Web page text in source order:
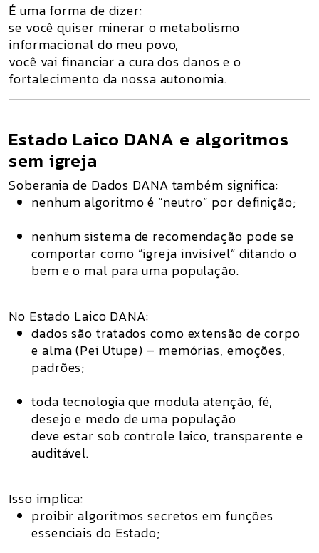
É uma forma de dizer:
se você quiser minerar o metabolismo
informacional do meu povo,
você vai financiar a cura dos danos e o
fortalecimento da nossa autonomia.
Estado Laico DANA e algoritmos
sem igreja
Soberania de Dados DANA também significa:
nenhum algoritmo é “neutro” por definição;
nenhum sistema de recomendação pode se
comportar como “igreja invisível” ditando o
bem e o mal para uma população.
No Estado Laico DANA:
dados são tratados como extensão de corpo
e alma (Pei Utupe) – memórias, emoções,
padrões;
toda tecnologia que modula atenção, fé,
desejo e medo de uma população
deve estar sob controle laico, transparente e
auditável.
Isso implica:
proibir algoritmos secretos em funções
essenciais do Estado;